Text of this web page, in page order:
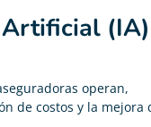
operan,
de costos y la mejora